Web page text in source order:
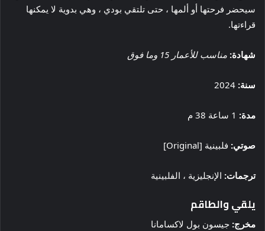
سيحضر فرحتها أو ألمها ، حتى تلتقي بودي ، وهي بدوية لا يمكنها
قراءتها.
شهادة: مناسب للأعمار 15 وما فوق
سنة:
مدة:
صوتي: فلبينية [Original]
ترجمات: الإنجليزية ، الفلبينية
يلقي والطاقم
مخرج: جيسون بول لاكسامانا